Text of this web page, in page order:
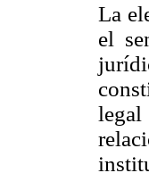
La
el